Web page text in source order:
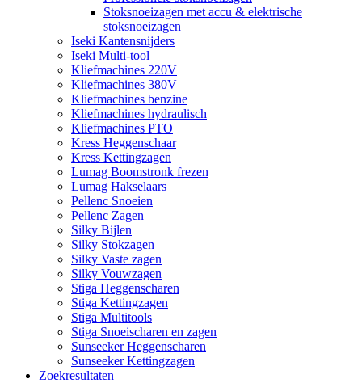
Stoksnoeizagen met accu & elektrische
stoksnoeizagen
Iseki Kantensnijders
Iseki Multi-tool
Kliefmachines 220V
Kliefmachines 380V
Kliefmachines benzine
Kliefmachines hydraulisch
Kliefmachines PTO
Kress Heggenschaar
Kress Kettingzagen
Lumag Boomstronk frezen
Lumag Hakselaars
Pellenc Snoeien
Pellenc Zagen
Silky Bijlen
Silky Stokzagen
Silky Vaste zagen
Silky Vouwzagen
Stiga Heggenscharen
Stiga Kettingzagen
Stiga Multitools
Stiga Snoeischaren en zagen
Sunseeker Heggenscharen
Sunseeker Kettingzagen
Zoekresultaten